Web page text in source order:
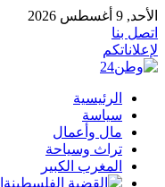
الأحد, 9 أغسطس 2026
اتصل بنا
لإعلاناتكم
الرئيسية
سياسة
مال وأعمال
تراث وسياحة
المغرب الكبير